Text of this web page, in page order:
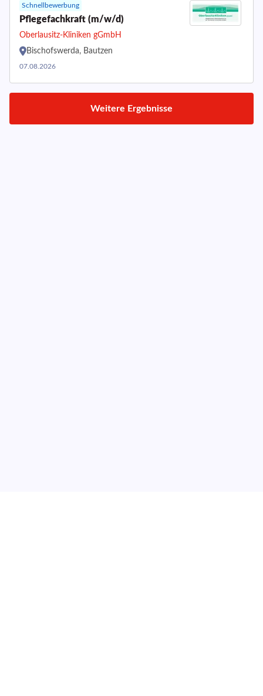
Schnellbewerbung
Pflegefachkraft (m/w/d)
Oberlausitz-Kliniken gGmbH
Bischofswerda, Bautzen
07.08.2026
Weitere Ergebnisse